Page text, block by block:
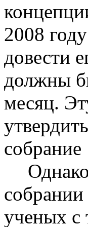
2008
довести
должны
месяц.
собрание
ученых с